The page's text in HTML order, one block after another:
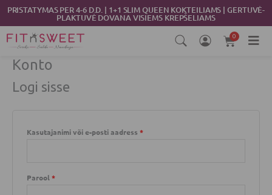
Skip
content
PRISTATYMAS PER 4-6 D.D. | 1+1 SLIM QUEEN KOKTEILIAMS | GERTUVĖ-
PLAKTUVĖ DOVANA VISIEMS KREPŠELIAMS
0
Cart
Konto
Logi sisse
Kasutajanimi või e-posti aadress *
Nõutud
Parool*
Nõutud Nõutud
Nõutud